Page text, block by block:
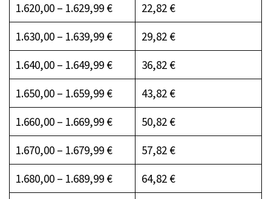
1.620,00 – 1.629,99 €
22,82 €
1.630,00 – 1.639,99 €
29,82 €
1.640,00 – 1.649,99 €
36,82 €
1.650,00 – 1.659,99 €
43,82 €
1.660,00 – 1.669,99 €
50,82 €
1.670,00 – 1.679,99 €
57,82 €
1.680,00 – 1.689,99 €
64,82 €